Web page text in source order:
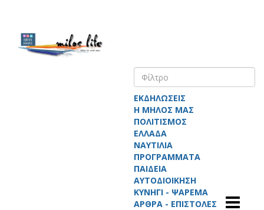
ΕΚΔΗΛΩΣΕΙΣ
Η ΜΗΛΟΣ ΜΑΣ
ΠΟΛΙΤΙΣΜΟΣ
ΕΛΛΑΔΑ
ΝΑΥΤΙΛΙΑ
ΠΡΟΓΡΑΜΜΑΤΑ
ΠΑΙΔΕΙΑ
ΑΥΤΟΔΙΟΙΚΗΣΗ
ΚΥΝΗΓΙ - ΨΑΡΕΜΑ
ΑΡΘΡΑ - ΕΠΙΣΤΟΛΕΣ